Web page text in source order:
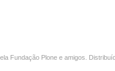
Fundação Plone e amigos.